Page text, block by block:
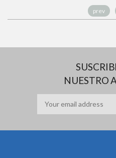
prev
NUESTRO